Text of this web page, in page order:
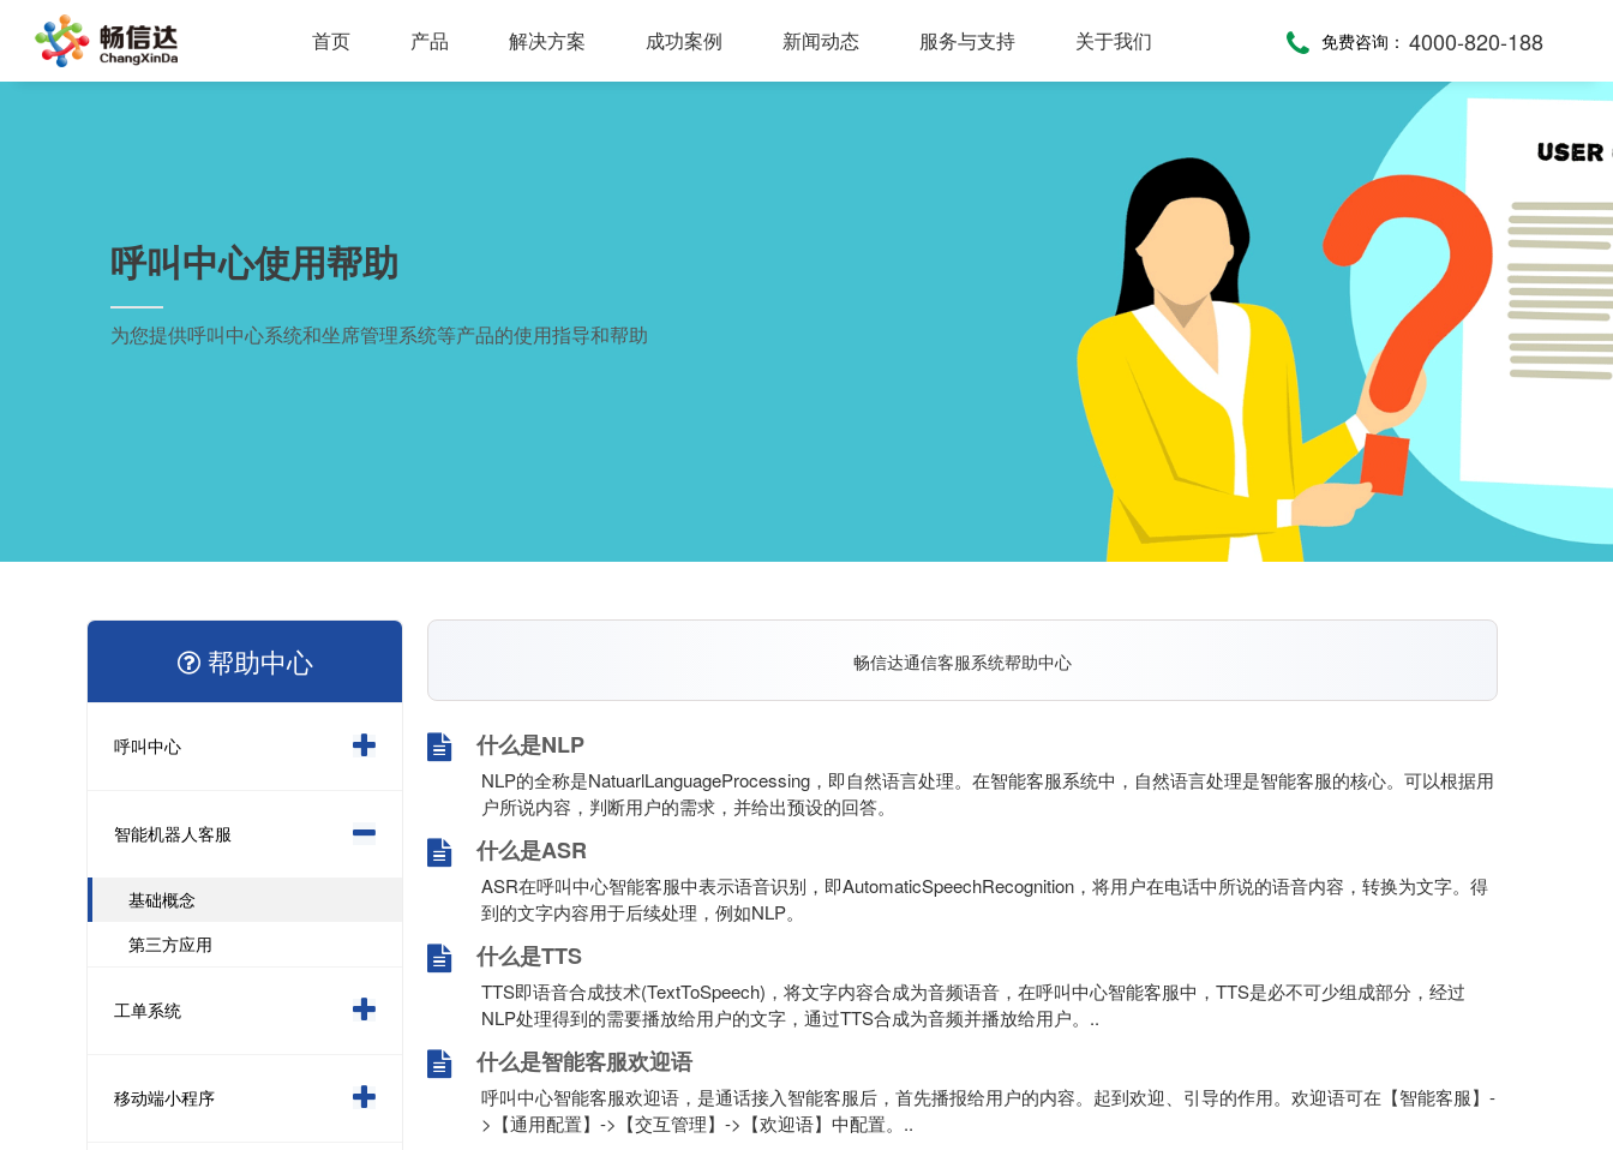
首页 产品 解决方案 成功案例 新闻动态 服务与支持 关于我们 免费咨询： 4000-820-188
呼叫中心使用帮助
为您提供呼叫中心系统和坐席管理系统等产品的使用指导和帮助
帮助中心
呼叫中心
智能机器人客服
基础概念
第三方应用
工单系统
移动端小程序
畅信达通信客服系统帮助中心
什么是NLP
NLP的全称是NatuarlLanguageProcessing，即自然语言处理。在智能客服系统中，自然语言处理是智能客服的核心。可以根据用
户所说内容，判断用户的需求，并给出预设的回答。
什么是ASR
ASR在呼叫中心智能客服中表示语音识别，即AutomaticSpeechRecognition，将用户在电话中所说的语音内容，转换为文字。得
到的文字内容用于后续处理，例如NLP。
什么是TTS
TTS即语音合成技术(TextToSpeech)，将文字内容合成为音频语音，在呼叫中心智能客服中，TTS是必不可少组成部分，经过
NLP处理得到的需要播放给用户的文字，通过TTS合成为音频并播放给用户。..
什么是智能客服欢迎语
呼叫中心智能客服欢迎语，是通话接入智能客服后，首先播报给用户的内容。起到欢迎、引导的作用。欢迎语可在【智能客服】-
>【通用配置】->【交互管理】->【欢迎语】中配置。..